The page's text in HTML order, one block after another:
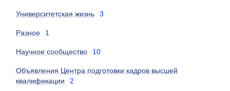
Университетская жизнь 3
Разное 1
Научное сообщество 10
Объявления Центра подготовки кадров высшей
квалификации
2